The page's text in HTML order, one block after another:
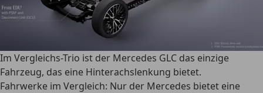
Im Vergleichs-Trio ist der Mercedes GLC das einzige
Fahrzeug, das eine Hinterachslenkung bietet.
Fahrwerke im Vergleich: Nur der Mercedes bietet eine